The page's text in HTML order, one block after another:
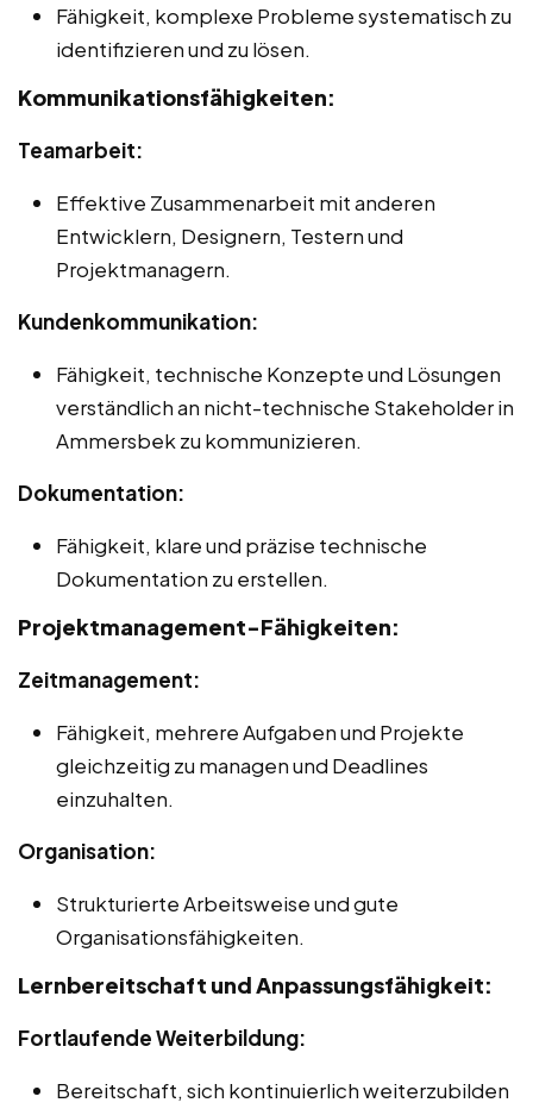
Fähigkeit, komplexe Probleme systematisch zu
identifizieren und zu lösen.
Kommunikationsfähigkeiten:
Teamarbeit:
Effektive Zusammenarbeit mit anderen
Entwicklern, Designern, Testern und
Projektmanagern.
Kundenkommunikation:
Fähigkeit, technische Konzepte und Lösungen
verständlich an nicht-technische Stakeholder in
Ammersbek zu kommunizieren.
Dokumentation:
Fähigkeit, klare und präzise technische
Dokumentation zu erstellen.
Projektmanagement-Fähigkeiten:
Zeitmanagement:
Fähigkeit, mehrere Aufgaben und Projekte
gleichzeitig zu managen und Deadlines
einzuhalten.
Organisation:
Strukturierte Arbeitsweise und gute
Organisationsfähigkeiten.
Lernbereitschaft und Anpassungsfähigkeit:
Fortlaufende Weiterbildung:
Bereitschaft, sich kontinuierlich weiterzubilden